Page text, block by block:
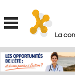
La
MON COMPTE